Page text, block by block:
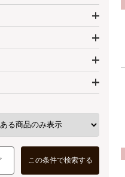
この条件で検索する